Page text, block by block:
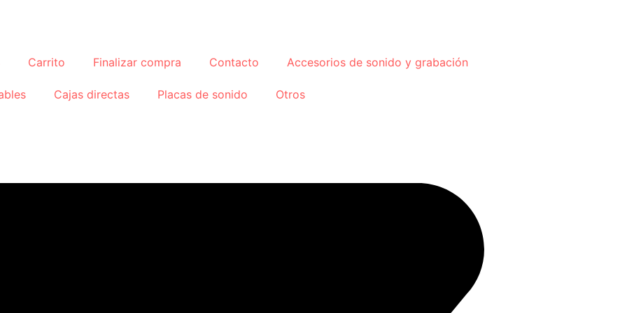
Carrito Finalizar compra Contacto Accesorios de sonido y grabación
Cajas directas Placas de sonido Otros